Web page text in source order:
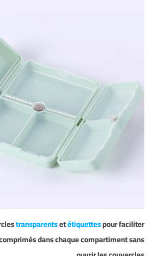
transparentsetétiquettespour faciliter
dans chaque compartiment sans